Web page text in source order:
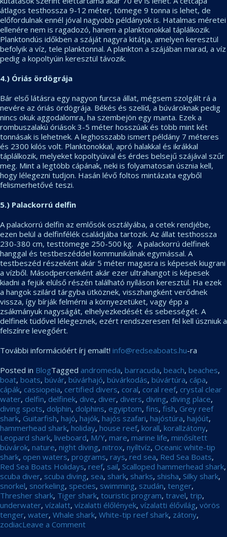
átlagos testhossza 9-12 méter, tömege 9 tonna is lehet, de
előfordulnak ennél jóval nagyobb példányok is. Hatalmas méretei
ellenére nem is ragadozó, hanem a planktonokkal táplálkozik.
Planktondús időkben a száját nagyra kitátja, amelyen keresztül
befolyik a víz, tele planktonnal. A plankton a szájában marad, a víz
pedig a kopoltyúin keresztül távozik.
4.) Óriás ördögrája
Bár első látásra egy nagyon furcsa állat, mégsem szolgált rá a
nevére az óriás ördögrája. Békés és szelíd, a búvároknak pedig
nincs okuk aggodalomra, ha szembejön egy manta. Ezek a
rombuszalakú óriások 3-5 méter hosszúak és több mint két
tonnásak is lehetnek. A leghosszabb ismert példány 7 méteres
és 2300 kilós volt. Planktonokkal, apró halakkal és ikrákkal
táplálkozik, melyeket kopoltyúival és érdes belsejű szájával szűr
meg. Mint a legtöbb cápának, neki is folyamatosan úsznia kell,
hogy lélegezni tudjon. Hasán lévő foltos mintázata egyből
felismerhetővé teszi.
5.) Palackorrú delfin
A palackorrú delfin az emlősök osztályába, a cetek rendjébe,
ezen belül a delfinfélék családjába tartozik. Az állat testhossza
230-380 cm, testtömege 250-500 kg. A palackorrú delfinek
hanggal és testbeszéddel kommunikálnak egymással. A
testbeszéd részeként akár 5 méter magasra is képesek kiugrani
a vízből. Másodpercenként akár ezer ultrahangot is képesek
kiadni a fejük elülső részén található nyíláson keresztül. Ha ezek
a hangok szilárd tárgyba ütköznek, visszhangként verődnek
vissza, így bírják felmérni a környezetüket, vagy épp a
zsákmányuk nagyságát, elhelyezkedését és sebességét. A
delfinek tüdővel lélegeznek, ezért rendszeresen fel kell úszniuk a
felszínre levegőért.
További információért írj emailt! info@redseaboats.hu-ra
Posted in BlogTagged andromeda, barracuda, beach, beaches,
boat, boats, búvár, búvárhajó, búvárkodás, búvártúra, cápa,
cápák, cassiopeia, certified divers, coral, coral reef, crystal clear
water, delfin, delfinek, dive, diver, divers, diving, diving place,
diving spots, dolphin, dolphins, egyiptom, fins, fish, Grey reef
shark, Guitarfish, hajó, hajók, hajós szafari, hajóstúra, hajóút,
hammerhead shark, holiday, house reef, korall, korallzátony,
Leopard shark, liveboard, M/Y, mare, marine life, minősített
búvárok, nature, night diving, nitrox, nyíltvíz, Oceanic white-tip
shark, open waters, programs, rays, red sea, Red Sea Boats,
Red Sea Boats Holidays, reef, sail, Scalloped hammerhead shark,
scuba diver, scuba diving, sea, shark, sharks, shisha, Silky shark,
snorkel, snorkeling, species, swimming, szudán, tenger,
Thresher shark, Tiger shark, touristic program, travel, trip,
underwater, vízalatt, vízalatti élőlények, vízalatti élővilág, vörös
tenger, water, Whale shark, White-tip reef shark, zátony,
zodiacLeave a Commenton